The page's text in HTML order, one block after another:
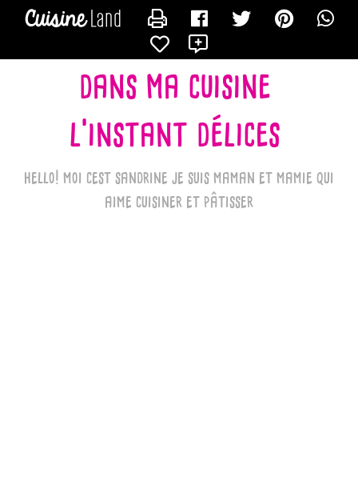
dans ma cuisine
l'instant délices
hello! moi cest sandrine je suis maman et mamie qui
aime cuisiner et pâtisser
CONTACTER LES_RECETTES_DE_SANDRINE_BK